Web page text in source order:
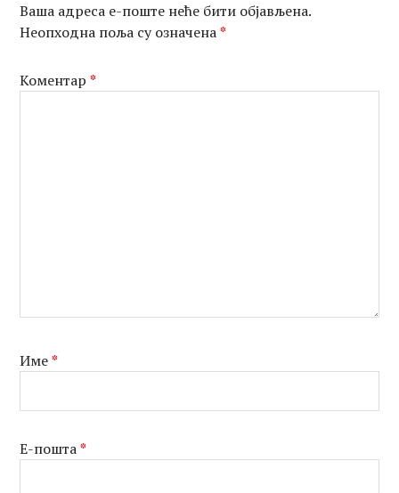
Ваша адреса е-поште неће бити објављена.
Неопходна поља су означена*
Коментар*
Име*
Е-пошта*